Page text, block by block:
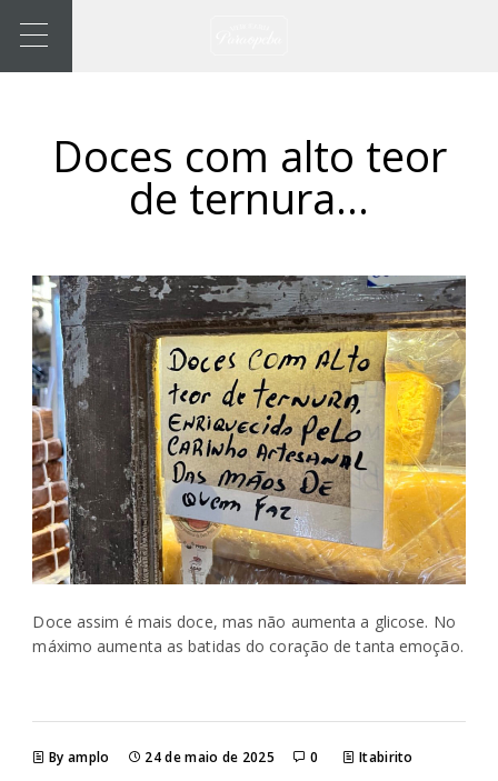
Doces com alto teor
de ternura…
Doce assim é mais doce, mas não aumenta a glicose. No
máximo aumenta as batidas do coração de tanta emoção.
By amplo 24 de maio de 2025 0 Itabirito